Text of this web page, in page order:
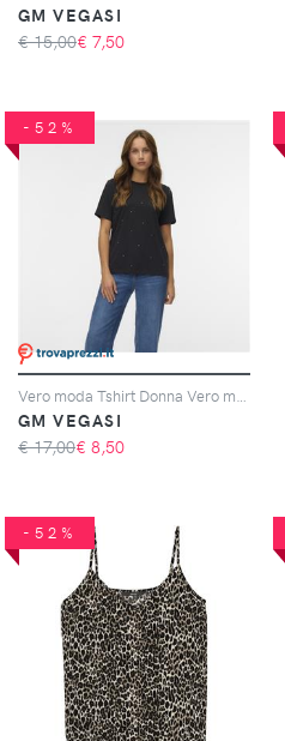
GM VEGASI
€ 15,00€ 7,50
-52%
GM VEGASI
€ 17,00€ 8,50
-52%